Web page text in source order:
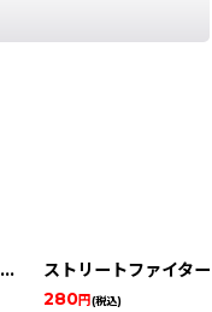
]
ストリートファイタ
280円(税込)